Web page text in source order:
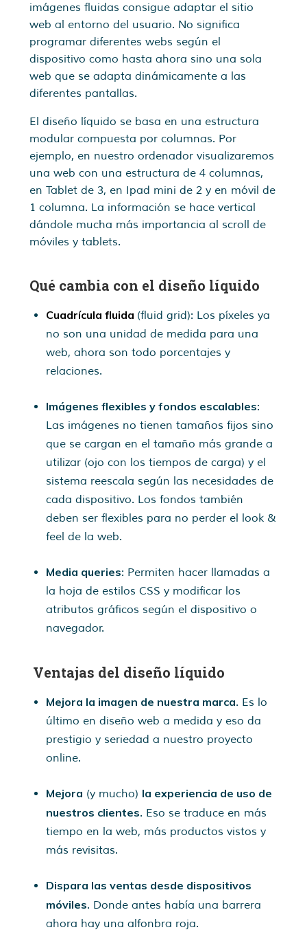
imágenes fluidas consigue adaptar el sitio
web al entorno del usuario. No significa
programar diferentes webs según el
dispositivo como hasta ahora sino una sola
web que se adapta dinámicamente a las
diferentes pantallas.
El diseño líquido se basa en una estructura
modular compuesta por columnas. Por
ejemplo, en nuestro ordenador visualizaremos
una web con una estructura de 4 columnas,
en Tablet de 3, en Ipad mini de 2 y en móvil de
1 columna. La información se hace vertical
dándole mucha más importancia al scroll de
móviles y tablets.
Qué cambia con el diseño líquido
Cuadrícula fluida (fluid grid): Los píxeles ya
no son una unidad de medida para una
web, ahora son todo porcentajes y
relaciones.
Imágenes flexibles y fondos escalables:
Las imágenes no tienen tamaños fijos sino
que se cargan en el tamaño más grande a
utilizar (ojo con los tiempos de carga) y el
sistema reescala según las necesidades de
cada dispositivo. Los fondos también
deben ser flexibles para no perder el look &
feel de la web.
Media queries: Permiten hacer llamadas a
la hoja de estilos CSS y modificar los
atributos gráficos según el dispositivo o
navegador.
Ventajas del diseño líquido
Mejora la imagen de nuestra marca. Es lo
último en diseño web a medida y eso da
prestigio y seriedad a nuestro proyecto
online.
Mejora (y mucho) la experiencia de uso de
nuestros clientes. Eso se traduce en más
tiempo en la web, más productos vistos y
más revisitas.
Dispara las ventas desde dispositivos
móviles. Donde antes había una barrera
ahora hay una alfonbra roja.